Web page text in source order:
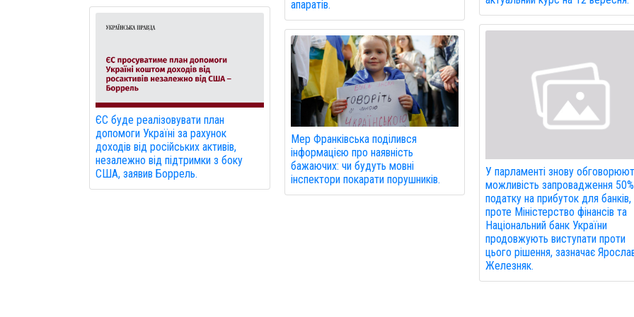
ЄС буде реалізовувати план
допомоги Україні за рахунок
доходів від російських активів,
незалежно від підтримки з боку
США, заявив Боррель.
апаратів.
Мер Франківська поділився
інформацією про наявність
бажаючих: чи будуть мовні
інспектори покарати порушників.
У парламенті знову
можливість запровадження 50%
податку на прибуток для банків,
проте Міністерство фінансів та
Національний банк України
продовжують виступати проти
цього рішення, зазначає
Железняк.